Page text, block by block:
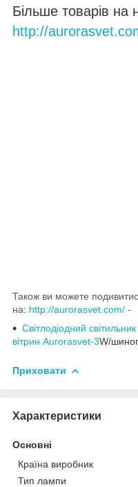
Більше товарів на
http://
Також ви можете
на: http://aurorasvet.com/ -
Світлодіодний
вітрин Aurorasvet-3W/
Приховати
Характеристики
Основні
Країна виробник
Тип лампи